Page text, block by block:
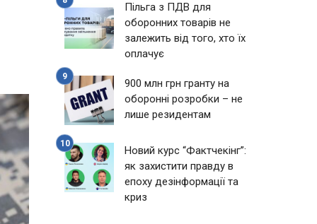
Пільга з ПДВ для
оборонних товарів не
залежить від того, хто їх
оплачує
900 млн грн гранту на
оборонні розробки – не
лише резидентам
Новий курс “Фактчекінг”:
як захистити правду в
епоху дезінформації та
криз